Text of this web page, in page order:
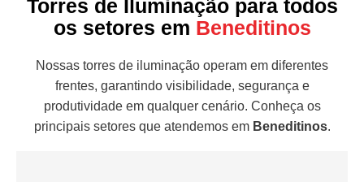
Torres de Iluminação para todos
os setores em Beneditinos
Nossas torres de iluminação operam em diferentes
frentes, garantindo visibilidade, segurança e
produtividade em qualquer cenário. Conheça os
principais setores que atendemos em Beneditinos.